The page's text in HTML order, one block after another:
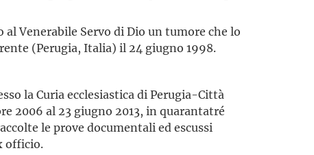
Venerabile Servo di Dio un tumore che lo
(Perugia, Italia) il 24 giugno 1998.
la Curia ecclesiastica di Perugia-Città
2006 al 23 giugno 2013, in quarantatré
le prove documentali ed escussi
officio.